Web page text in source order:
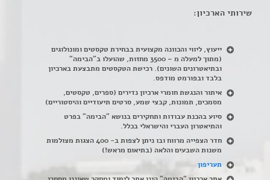
שירותי הארכיון:
ייעוץ, ליווי והכוונה מקצועית בבחירת טקסטים ומונולוגים
(מתוך למעלה מ – 3500 מחזות, שהועלו ב"הבימה"
ובתיאטרונים השונים). רכישת הטקסטים מתבצעת בארכיון
בלבד ובפורמט מודפס.
איתור והנגשת חומרי ארכיון נדירים (ספרים, טקסטים,
מסמכים, תמונות, קבצי שמע, סרטים תיעודיים והיסטוריים)
סיוע בהכנת עבודות ותחקירים בנושא "הבימה" בפרט
והתיאטרון העברי והישראלי בכלל.
חדר הצפייה מרווח ובו ניתן לצפות ב- 400 הצגות מצולמות
משנות השבעים והלאה (בתיאום מראש!)
תעריפון